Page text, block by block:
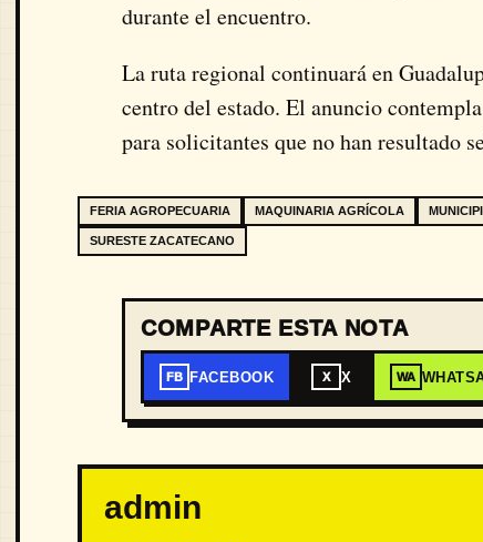
durante el encuentro.
La ruta regional continuará en
centro del estado. El anuncio
para solicitantes que no han resultado
FERIA AGROPECUARIA MAQUINARIA AGRÍCOLA
SURESTE ZACATECANO
COMPARTE ESTA NOTA
FB FACEBOOK X X WA
admin